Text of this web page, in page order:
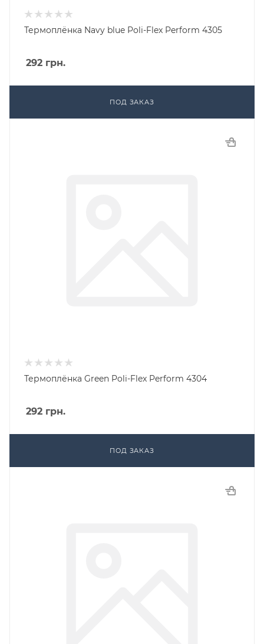
Термоплёнка Navy blue Poli-Flex Perform 4305
292 грн.
ПОД ЗАКАЗ
Термоплёнка Green Poli-Flex Perform 4304
292 грн.
ПОД ЗАКАЗ